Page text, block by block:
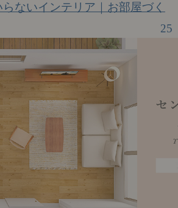
ないインテリア｜お部屋づく
25